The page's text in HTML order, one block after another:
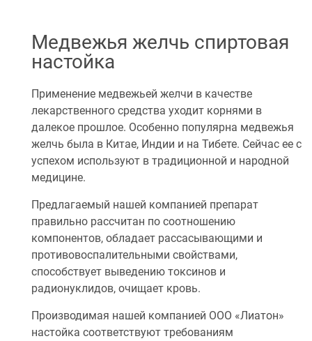
Медвежья желчь спиртовая
настойка
Применение медвежьей желчи в качестве
лекарственного средства уходит корнями в
далекое прошлое. Особенно популярна медвежья
желчь была в Китае, Индии и на Тибете. Сейчас ее с
успехом используют в традиционной и народной
медицине.
Предлагаемый нашей компанией препарат
правильно рассчитан по соотношению
компонентов, обладает рассасывающими и
противовоспалительными свойствами,
способствует выведению токсинов и
радионуклидов, очищает кровь.
Производимая нашей компанией ООО «Лиатон»
настойка соответствуют требованиям